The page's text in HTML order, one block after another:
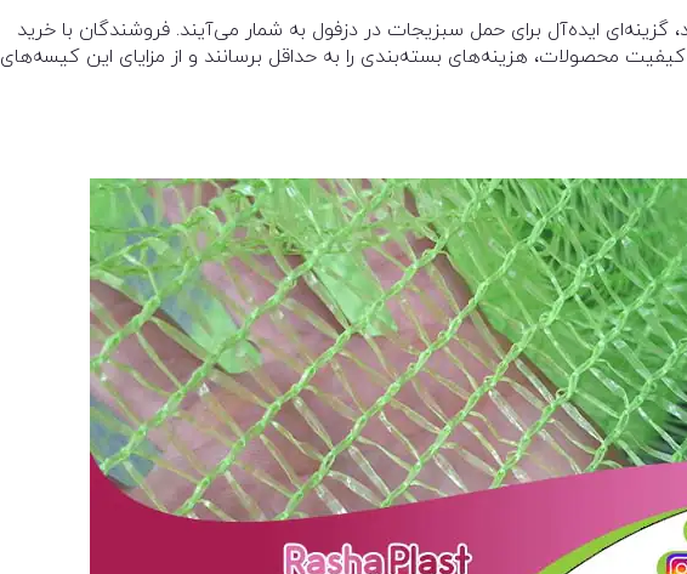
ایده‌آل برای حمل سبزیجات در دزفول به شمار می‌آیند. فروشندگان با خرید
محصولات، هزینه‌های بسته‌بندی را به حداقل برسانند و از مزایای این کیسه‌های